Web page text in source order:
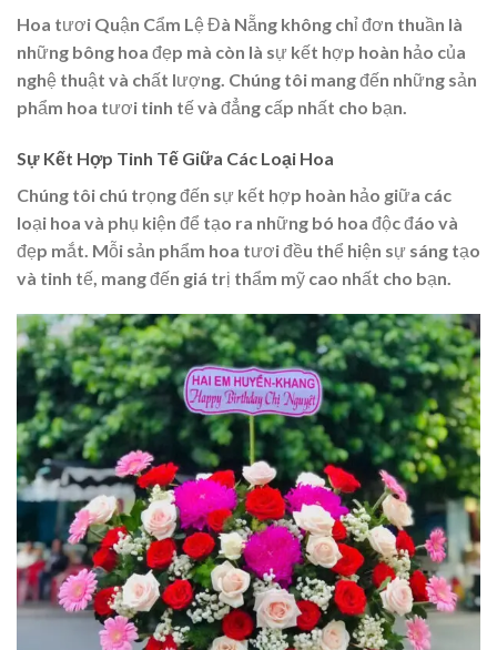
Hoa tươi Quận Cẩm Lệ Đà Nẵng không chỉ đơn thuần là
những bông hoa đẹp mà còn là sự kết hợp hoàn hảo của
nghệ thuật và chất lượng. Chúng tôi mang đến những sản
phẩm hoa tươi tinh tế và đẳng cấp nhất cho bạn.
Sự Kết Hợp Tinh Tế Giữa Các Loại Hoa
Chúng tôi chú trọng đến sự kết hợp hoàn hảo giữa các
loại hoa và phụ kiện để tạo ra những bó hoa độc đáo và
đẹp mắt. Mỗi sản phẩm hoa tươi đều thể hiện sự sáng tạo
và tinh tế, mang đến giá trị thẩm mỹ cao nhất cho bạn.